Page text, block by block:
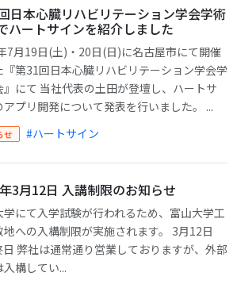
日本心臓リハビリテーション学会学術
ハートサインを紹介しました
7月19日(土)・20日(日)に名古屋市にて開催
『第31回日本心臓リハビリテーション学会学
』にて 当社代表の土田が登壇し、ハートサ
アプリ開発について発表を行いました。 ...
せ #ハートサイン
3月12日 入講制限のお知らせ
学にて入学試験が行われるため、富山大学工
地への入構制限が実施されます。 3月12日
日 弊社は通常通り営業しておりますが、外部
入構してい...